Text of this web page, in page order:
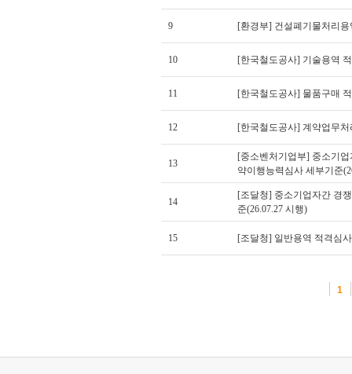
9 [환경부] 건설폐기물처리용
10 [한국철도공사] 기술용역
11 [한국철도공사] 물품구매
12 [한국철도공사] 계약업무처
13
[중소벤처기업부] 중소기
약이행능력심사 세부기준
14
[조달청] 중소기업자간 경
준(26.07.27 시행)
15 [조달청] 일반용역 적격심
1